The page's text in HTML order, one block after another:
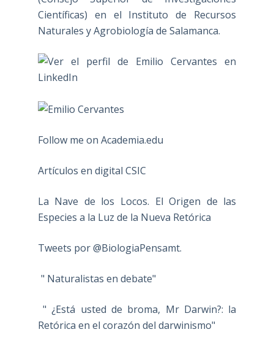
Científicas) en el Instituto de Recursos
Naturales y Agrobiología de Salamanca.
Follow me on Academia.edu
Artículos en digital CSIC
La Nave de los Locos. El Origen de las
Especies a la Luz de la Nueva Retórica
Tweets por @BiologiaPensamt.
" Naturalistas en debate"
" ¿Está usted de broma, Mr Darwin?: la
Retórica en el corazón del darwinismo"